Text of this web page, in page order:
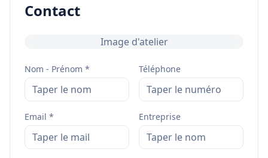
Contact
Image d'atelier
Nom - Prénom * Téléphone
Email * Entreprise